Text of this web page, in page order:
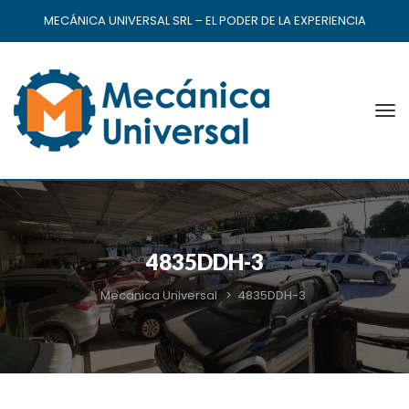
MECÁNICA UNIVERSAL SRL – EL PODER DE LA EXPERIENCIA
4835DDH-3
Mecanica Universal > 4835DDH-3